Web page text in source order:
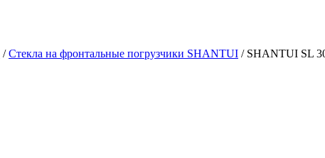
/Стекла на фронтальные погрузчики SHANTUI / SHANTUI SL